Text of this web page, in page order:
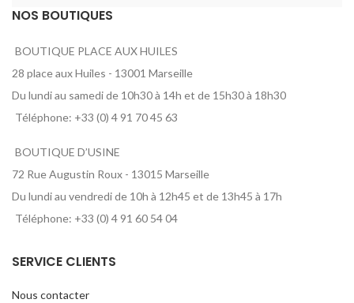
NOS BOUTIQUES
BOUTIQUE PLACE AUX HUILES
28 place aux Huiles - 13001 Marseille
Du lundi au samedi de 10h30 à 14h et de 15h30 à 18h30
Téléphone: +33 (0) 4 91 70 45 63
BOUTIQUE D’USINE
72 Rue Augustin Roux - 13015 Marseille
Du lundi au vendredi de 10h à 12h45 et de 13h45 à 17h
Téléphone: +33 (0) 4 91 60 54 04
SERVICE CLIENTS
Nous contacter